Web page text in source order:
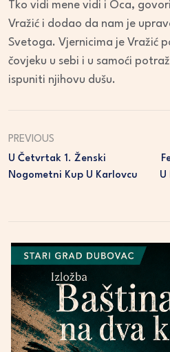
Tko vidi mene vidi i Oca,
Vražić i dodao da nam je
Svetoga. Vjernicima je Vražić
čovjeku u sebi i u samoći
ispuniti njihovu dušu.
PREVIOUS
U Četvrtak 1. Ženski
Nogometni Kup U Karlovcu
U